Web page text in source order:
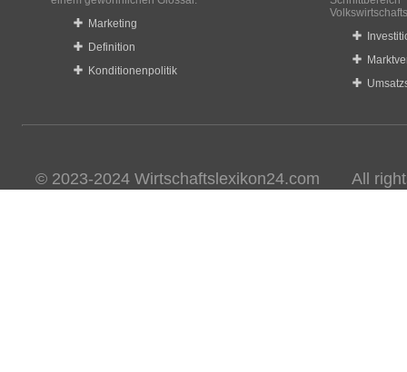
Marketing
Definition
Konditionenpolitik
© 2023-2024 Wirtschaftslexikon24.com All